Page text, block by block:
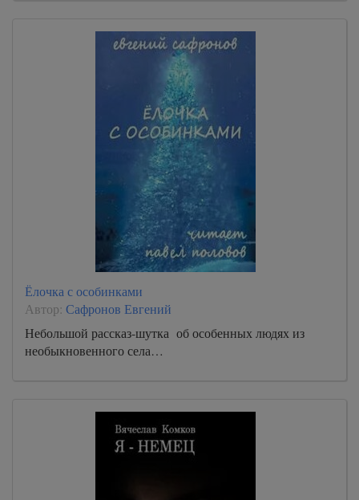
Ёлочка с особинками
Автор: Сафронов Евгений
Небольшой рассказ-шутка об особенных людях из
необыкновенного села…